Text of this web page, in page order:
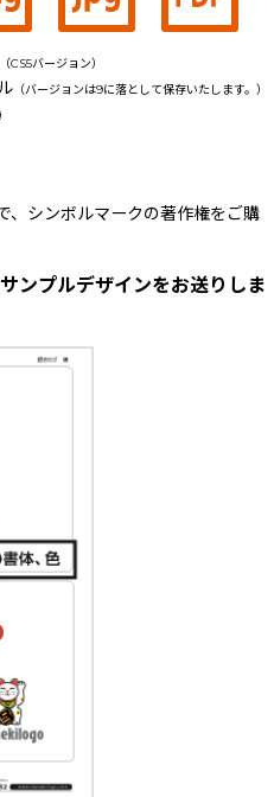
（CS5バージョン）
（バージョンは9に落として保存いたします。）
シンボルマークの著作権をご購
ンプルデザインをお送りしま